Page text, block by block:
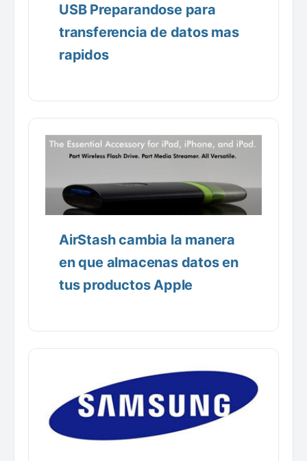
USB Preparandose para
transferencia de datos mas
rapidos
AirStash cambia la manera
en que almacenas datos en
tus productos Apple